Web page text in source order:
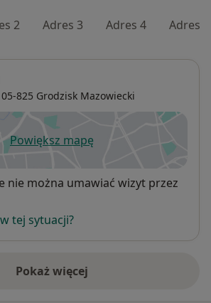
2 Adres 3 Adres 4 Adres 5
05-825 Grodzisk Mazowiecki
Powiększ mapęotwiera się w nowej karcie
nie można umawiać wizyt przez
tej sytuacji?
Pokaż więcej
o adresie